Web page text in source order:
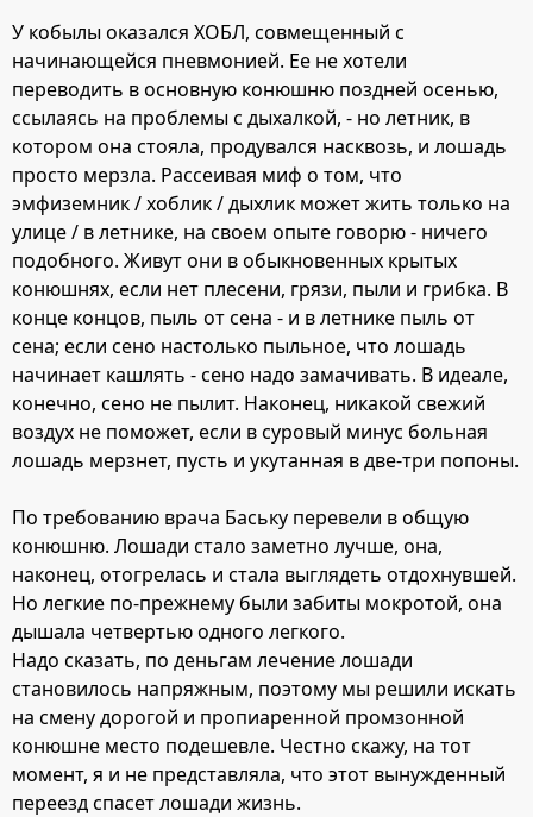
У кобылы оказался ХОБЛ, совмещенный с
начинающейся пневмонией. Ее не хотели
переводить в основную конюшню поздней осенью,
ссылаясь на проблемы с дыхалкой, - но летник, в
котором она стояла, продувался насквозь, и лошадь
просто мерзла. Рассеивая миф о том, что
эмфиземник / хоблик / дыхлик может жить только на
улице / в летнике, на своем опыте говорю - ничего
подобного. Живут они в обыкновенных крытых
конюшнях, если нет плесени, грязи, пыли и грибка. В
конце концов, пыль от сена - и в летнике пыль от
сена; если сено настолько пыльное, что лошадь
начинает кашлять - сено надо замачивать. В идеале,
конечно, сено не пылит. Наконец, никакой свежий
воздух не поможет, если в суровый минус больная
лошадь мерзнет, пусть и укутанная в две-три попоны.
По требованию врача Баську перевели в общую
конюшню. Лошади стало заметно лучше, она,
наконец, отогрелась и стала выглядеть отдохнувшей.
Но легкие по-прежнему были забиты мокротой, она
дышала четвертью одного легкого.
Надо сказать, по деньгам лечение лошади
становилось напряжным, поэтому мы решили искать
на смену дорогой и пропиаренной промзонной
конюшне место подешевле. Честно скажу, на тот
момент, я и не представляла, что этот вынужденный
переезд спасет лошади жизнь.